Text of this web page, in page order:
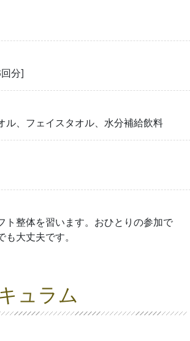
分]
ル、フェイスタオル、水分補給飲料
ト整体を習います。おひとりの参加で
も大丈夫です。
ュラム